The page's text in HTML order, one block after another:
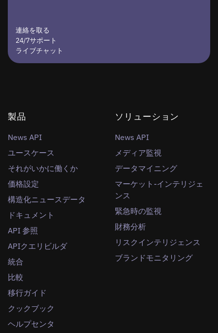
連絡を取る
24/7サポート
ライブチャット
製品
News API
ユースケース
それがいかに働くか
価格設定
構造化ニュースデータ
ドキュメント
API 参照
APIクエリビルダ
統合
比較
移行ガイド
クックブック
ヘルプセンタ
ソリューション
News API
メディア監視
データマイニング
マーケット-インテリジェ
ンス
緊急時の監視
財務分析
リスクインテリジェンス
ブランドモニタリング